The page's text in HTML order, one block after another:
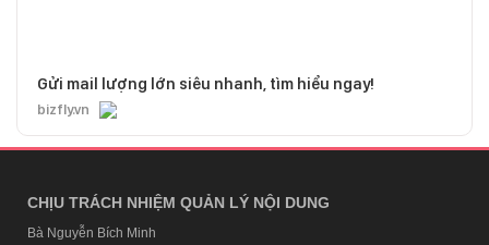
Gửi mail lượng lớn siêu nhanh, tìm hiểu ngay!
bizfly.vn
CHỊU TRÁCH NHIỆM QUẢN LÝ NỘI DUNG
Bà Nguyễn Bích Minh